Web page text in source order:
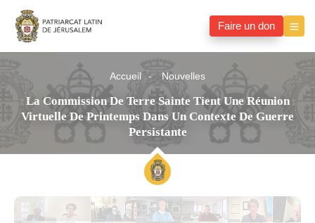
Faire un don
Accueil Nouvelles
La Commission De Terre Sainte Tient Une Réunion
Virtuelle De Printemps Dans Un Contexte De Guerre
Persistante